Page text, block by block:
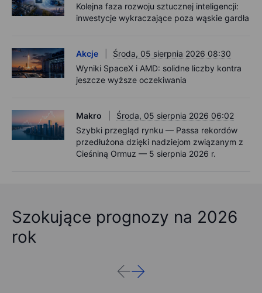
Kolejna faza rozwoju sztucznej inteligencji:
inwestycje wykraczające poza wąskie gardła
Akcje
Środa, 05 sierpnia 2026 08:30
Wyniki SpaceX i AMD: solidne liczby kontra
jeszcze wyższe oczekiwania
Makro
Środa, 05 sierpnia 2026 06:02
Szybki przegląd rynku — Passa rekordów
przedłużona dzięki nadziejom związanym z
Cieśniną Ormuz — 5 sierpnia 2026 r.
Szokujące prognozy na 2026
rok